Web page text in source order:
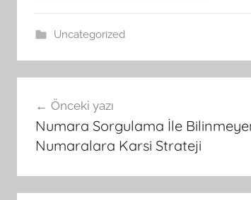
Uncategorized
gezinmesi
Önceki yazı
Numara Sorgulama İle
Numaralara Karsi Strateji